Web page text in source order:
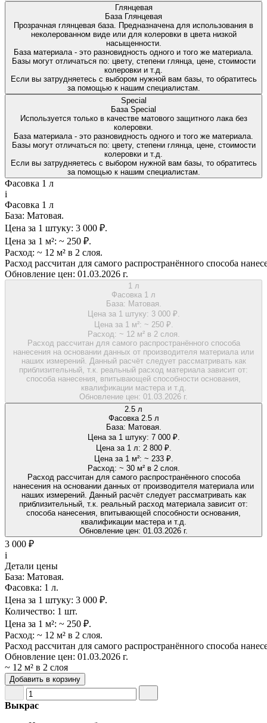
Глянцевая
База Глянцевая
Прозрачная глянцевая база. Предназначена для использования в
неколерованном виде или для колеровки в цвета низкой
насыщенности.
База материала - это разновидность одного и того же материала.
Базы могут отличаться по: цвету, степени глянца, цене, стоимости
колеровки и т.д.
Если вы затрудняетесь с выбором нужной вам базы, то обратитесь
за помощью к нашим специалистам.
Special
База Special
Используется только в качестве матового защитного лака без
колеровки.
База материала - это разновидность одного и того же материала.
Базы могут отличаться по: цвету, степени глянца, цене, стоимости
колеровки и т.д.
Если вы затрудняетесь с выбором нужной вам базы, то обратитесь
за помощью к нашим специалистам.
Фасовка 1 л
i
Фасовка 1 л
База: Матовая.
Цена за 1 штуку: 3 000 ₽.
Цена за 1 м²: ~ 250 ₽.
Расход: ~ 12 м² в 2 слоя.
Расход рассчитан для самого распространённого способа
Обновление цен: 01.03.2026 г.
1 л
Фасовка 1 л
База: Матовая.
Цена за 1 штуку: 3 000 ₽.
Цена за 1 м²: ~ 250 ₽.
Расход: ~ 12 м² в 2 слоя.
Расход рассчитан для самого распространённого способа
нанесения на основании данных от производителя материала или
наших измерений. Данный расчёт следует рассматривать как
приблизительный, т.к. реальный расход материала зависит от:
способа нанесения, впитывающей способности основания,
квалификации мастера и т.д.
Обновление цен: 01.03.2026 г.
2.5 л
Фасовка 2.5 л
База: Матовая.
Цена за 1 штуку: 7 000 ₽.
Цена за 1 л: 2 800 ₽.
Цена за 1 м²: ~ 233 ₽.
Расход: ~ 30 м² в 2 слоя.
Расход рассчитан для самого распространённого способа
нанесения на основании данных от производителя материала или
наших измерений. Данный расчёт следует рассматривать как
приблизительный, т.к. реальный расход материала зависит от:
способа нанесения, впитывающей способности основания,
квалификации мастера и т.д.
Обновление цен: 01.03.2026 г.
3 000 ₽
i
Детали цены
База: Матовая.
Фасовка: 1 л.
Цена за 1 штуку: 3 000 ₽.
Количество: 1 шт.
Цена за 1 м²: ~ 250 ₽.
Расход: ~ 12 м² в 2 слоя.
Расход рассчитан для самого распространённого способа
Обновление цен: 01.03.2026 г.
~ 12 м² в 2 слоя
Добавить в корзину
Выкрас